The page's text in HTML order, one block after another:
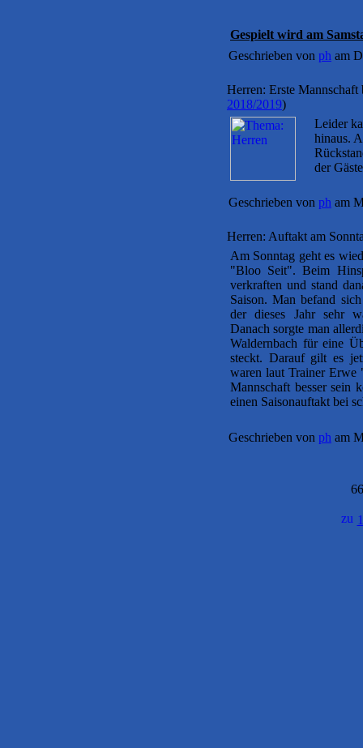
Gespielt wird am
Geschrieben von ph am
Herren: Erste
2018/2019)
Leider
hinaus.
der
Geschrieben von ph am
Herren: Auftakt am
Am Sonntag geht es
"Bloo Seit". Beim
verkraften und stand
Saison. Man befand
der dieses Jahr sehr
Danach sorgte man
Waldernbach für eine
steckt. Darauf gilt es
waren laut Trainer Erwe
Mannschaft besser sein
einen Saisonauftakt bei
Geschrieben von ph am
1